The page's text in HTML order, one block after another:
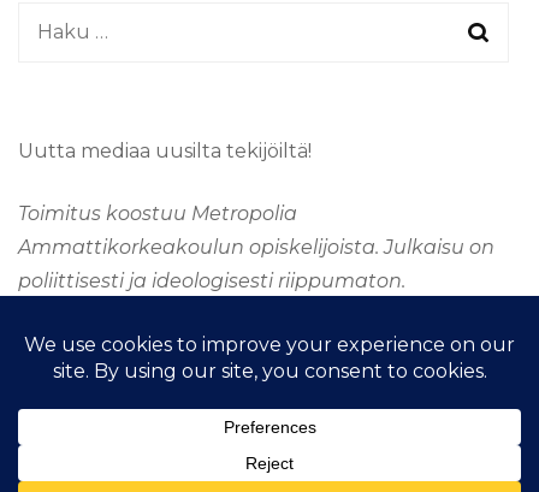
Haku:
Uutta mediaa uusilta tekijöiltä!
Toimitus koostuu Metropolia
Ammattikorkeakoulun opiskelijoista. Julkaisu on
poliittisesti ja ideologisesti riippumaton.
&kopio; Tekijänoikeus 2026TAAJUUSMEDIA